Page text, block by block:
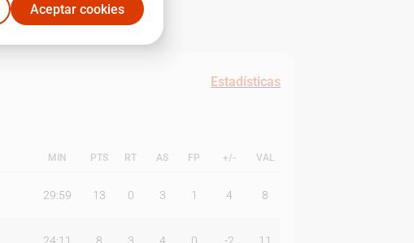
Estadísticas
MIN PTS RT AS FP +/- VAL
29:59 13 0 3 1 4 8
Aceptar cookies